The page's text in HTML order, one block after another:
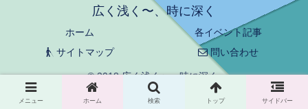
広く浅く〜、時に深く
ホーム
各イベント記事
サイトマップ
問い合わせ
© 2018 広く浅く〜、時に深く.
メニュー ホーム 検索 トップ サイドバー